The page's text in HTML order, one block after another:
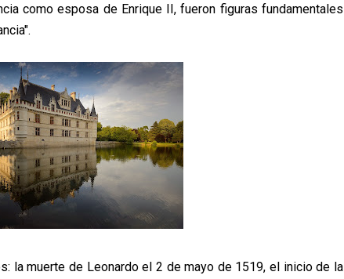
como esposa de Enrique II, fueron figuras fundamentales
la muerte de Leonardo el 2 de mayo de 1519, el inicio de la